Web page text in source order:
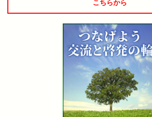
こちらから